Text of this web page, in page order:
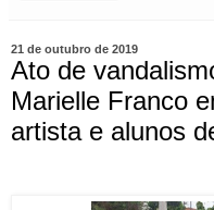
21 de outubro de 2019
Ato de
Marielle Franco
artista e alunos